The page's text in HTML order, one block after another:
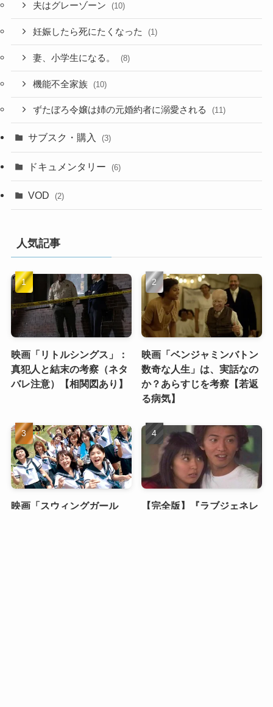
夫はグレーゾーン (10)
妊娠したら死にたくなった (1)
妻、小学生になる。 (8)
機能不全家族 (10)
ずたぼろ令嬢は姉の元婚約者に溺愛される (11)
サブスク・購入 (3)
ドキュメンタリー (6)
VOD (2)
人気記事
映画「リトルシングス」：
真犯人と結末の考察（ネタ
バレ注意）【相関図あり】
映画「ベンジャミンバトン
数奇な人生」は、実話なの
か？あらすじを考察【若返
る病気】
映画「スウィングガール
【完全版】『ラブジェネレ